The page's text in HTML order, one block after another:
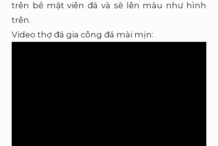
trên bề mặt viên đá và sẽ lên màu như hình
trên.
Video thợ đá gia công đá mài mịn: